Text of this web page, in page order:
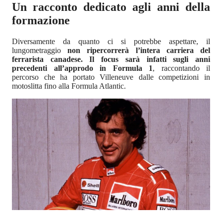
Un racconto dedicato agli anni della
formazione
Diversamente da quanto ci si potrebbe aspettare, il
lungometraggionon ripercorrerà l’intera carriera del
ferrarista canadese. Il focus sarà infatti sugli anni
precedenti all’approdo in Formula 1, raccontando il
percorso che ha portato Villeneuve dalle competizioni in
motoslitta fino alla Formula Atlantic.